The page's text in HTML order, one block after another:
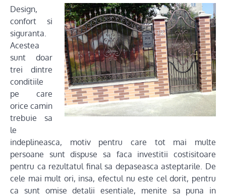
Design,
confort si
siguranta.
Acestea
sunt doar
trei dintre
conditiile
pe care
orice camin
trebuie sa
le
indeplineasca, motiv pentru care tot mai multe
persoane sunt dispuse sa faca investitii costisitoare
pentru ca rezultatul final sa depaseasca asteptarile. De
cele mai mult ori, insa, efectul nu este cel dorit, pentru
ca sunt omise detalii esentiale, menite sa puna in